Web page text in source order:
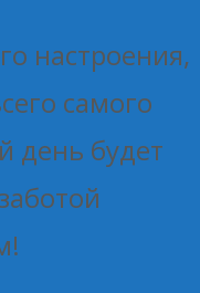
настроения,
самого
день будет